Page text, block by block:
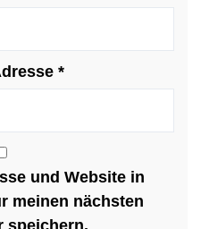
*
und Website in
meinen nächsten
speichern.